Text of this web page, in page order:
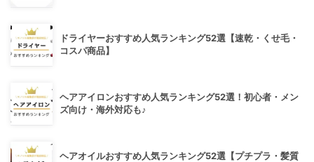
ドライヤーおすすめ人気ランキング52選【速乾・くせ毛・
コスパ商品】
ヘアアイロンおすすめ人気ランキング52選！初心者・メン
ズ向け・海外対応も♪
ヘアオイルおすすめ人気ランキング52選【プチプラ・髪質